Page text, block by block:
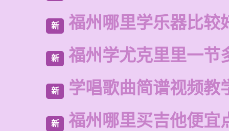
新 福州哪里学乐器比较
新 福州学尤克里里一节
新 学唱歌曲简谱视频教
新 福州哪里买吉他便宜